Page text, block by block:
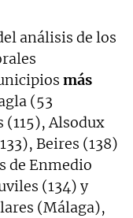
análisis de los
más
(53
(115), Alsodux
Beires (138)
de Enmedio
(134) y
(Málaga),